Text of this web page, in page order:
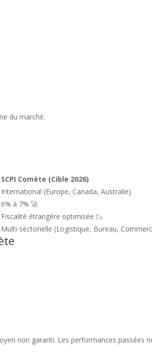
du marché.
SCPI Comète (Cible 2026)
International (Europe, Canada, Australie)
6% à 7% 🚀
Fiscalité étrangère optimisée 📉
Multi-sectorielle (Logistique, Bureau,
non garanti. Les performances passées